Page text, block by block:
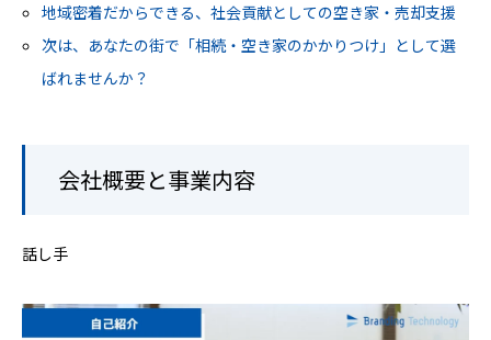
地域密着だからできる、社会貢献としての空き家・売却支援
次は、あなたの街で「相続・空き家のかかりつけ」として選
ばれませんか？
会社概要と事業内容
話し手